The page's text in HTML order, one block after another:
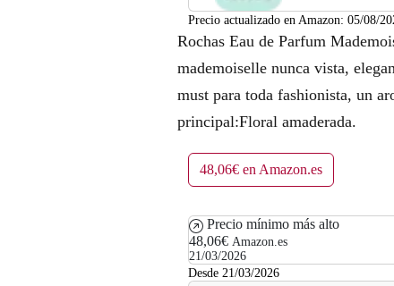
Precio actualizado en Amazon: 05/08/
Rochas Eau de Parfum
mademoiselle nunca vista,
must para toda fashionista, un
principal:Floral amaderada.
48,06€ en Amazon.es
Precio mínimo más alto
48,06€ Amazon.es
21/03/2026
Desde 21/03/2026